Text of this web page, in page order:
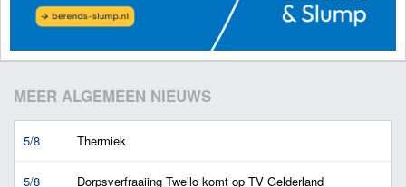
MEER ALGEMEEN NIEUWS
5/8 Thermiek
5/8 Dorpsverfraaiing Twello komt op TV Gelderland